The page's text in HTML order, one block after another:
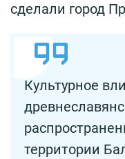
сделали город
Культурное
территории